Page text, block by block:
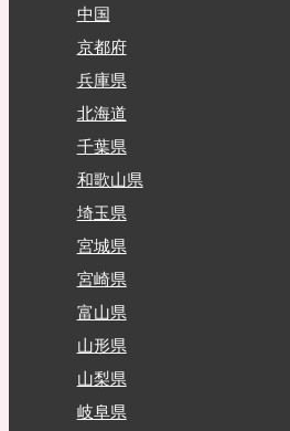
中国
京都府
兵庫県
北海道
千葉県
和歌山県
埼玉県
宮城県
宮崎県
富山県
山形県
山梨県
岐阜県